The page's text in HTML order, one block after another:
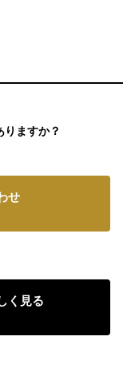
りますか？
せ
く見る